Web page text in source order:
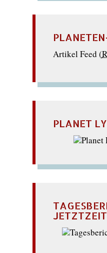
Artikel Feed (
PLANET
JETZTZEIT